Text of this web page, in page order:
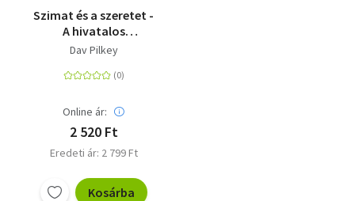
Szimat és a szeretet -
A hivatalos
színezőkönyv
Dav Pilkey
Online ár:
2 520 Ft
Eredeti ár: 2 799 Ft
Kosárba